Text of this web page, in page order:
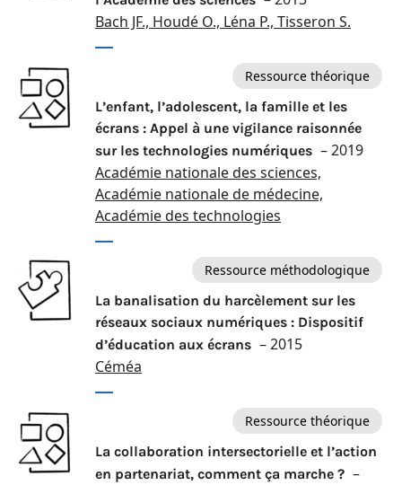
Bach JF., Houdé O., Léna P., Tisseron S.
Ressource théorique
L’enfant, l’adolescent, la famille et les
écrans : Appel à une vigilance raisonnée
sur les technologies numériques – 2019
Académie nationale des sciences,
Académie nationale de médecine,
Académie des technologies
Ressource méthodologique
La banalisation du harcèlement sur les
réseaux sociaux numériques : Dispositif
d’éducation aux écrans – 2015
Céméa
Ressource théorique
La collaboration intersectorielle et l’action
en partenariat, comment ça marche ? –